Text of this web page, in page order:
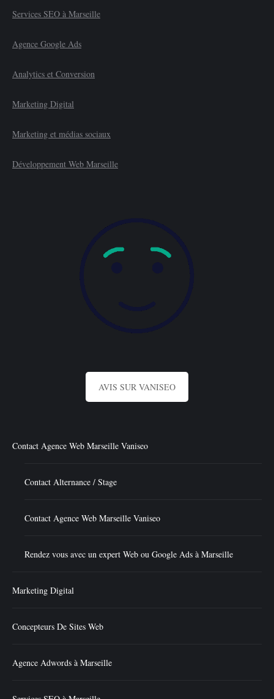
Services SEO à Marseille
Agence Google Ads
Analytics et Conversion
Marketing Digital
Marketing et médias sociaux
Développement Web Marseille
AVIS SUR VANISEO
Contact Agence Web Marseille Vaniseo
Contact Alternance / Stage
Contact Agence Web Marseille Vaniseo
Rendez vous avec un expert Web ou Google Ads à Marseille
Marketing Digital
Concepteurs De Sites Web
Agence Adwords à Marseille